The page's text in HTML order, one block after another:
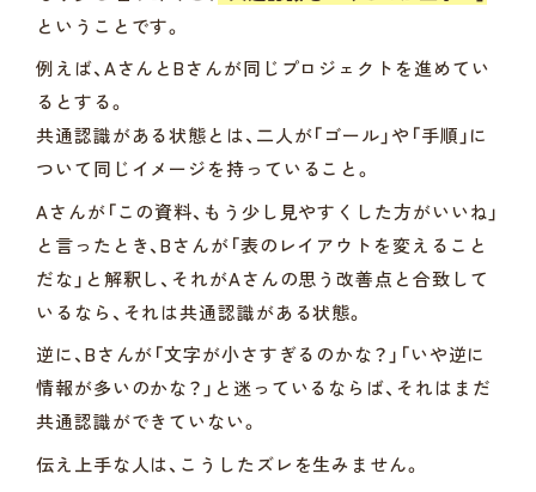
ということです。
例えば、AさんとBさんが同じプロジェクトを進めてい
るとする。
共通認識がある状態とは、二人が「ゴール」や「手順」に
ついて同じイメージを持っていること。
Aさんが「この資料、もう少し見やすくした方がいいね」
と言ったとき、Bさんが「表のレイアウトを変えること
だな」と解釈し、それがAさんの思う改善点と合致して
いるなら、それは共通認識がある状態。
逆に、Bさんが「文字が小さすぎるのかな？」「いや逆に
情報が多いのかな？」と迷っているならば、それはまだ
共通認識ができていない。
伝え上手な人は、こうしたズレを生みません。